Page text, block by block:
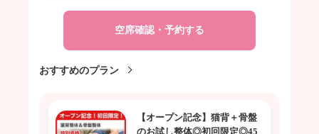
空席確認・予約する
おすすめのプラン
【オープン記念】猫背＋骨盤
のお試し整体◎初回限定◎45